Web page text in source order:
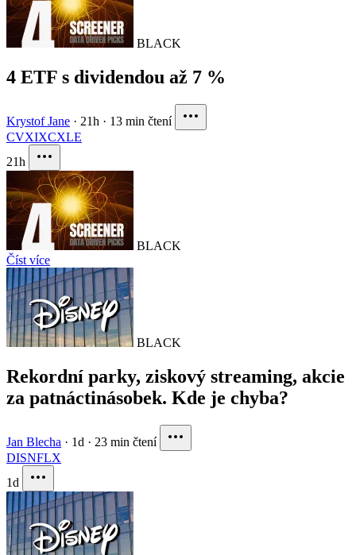
BLACK
4 ETF s dividendou až 7 %
Krystof Jane · 21h · 13 min čtení
CVXIXCXLE
21h
BLACK
Číst více
BLACK
Rekordní parky, ziskový streaming, akcie
za patnáctinásobek. Kde je chyba?
Jan Blecha · 1d · 23 min čtení
DISNFLX
1d